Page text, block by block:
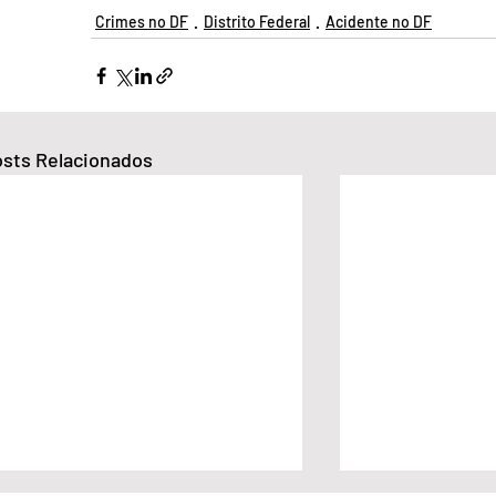
Crimes no DF Distrito Federal Acidente no DF
Relacionados